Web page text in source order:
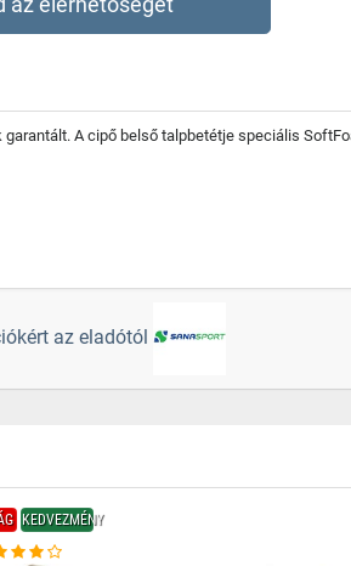
A cipő belső talpbetétje speciális
az eladótól
KEDVEZMÉNY